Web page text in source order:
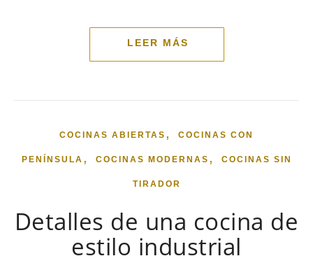
COCINAS ABIERTAS , COCINAS CON
PENÍNSULA , COCINAS MODERNAS , COCINAS SIN
TIRADOR
Detalles de una cocina de
estilo industrial